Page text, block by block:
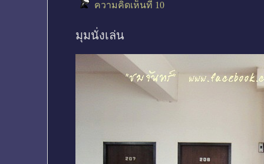
ความคิดเห็นที่ 10
มุมนั่งเล่น